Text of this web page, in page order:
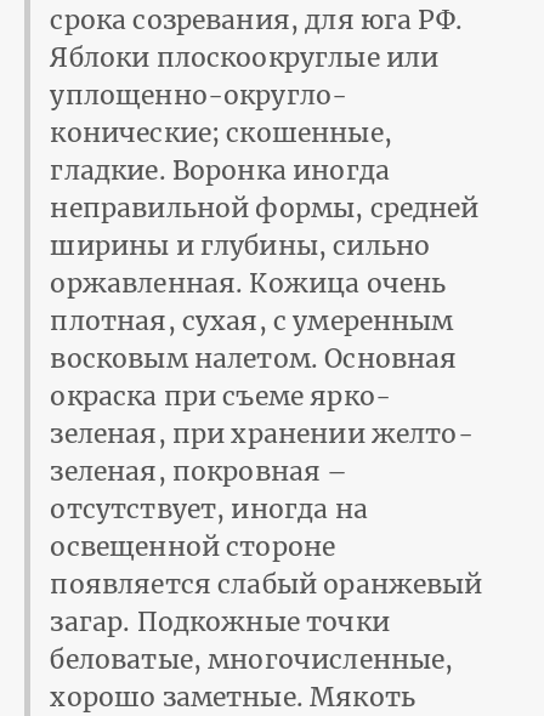
срока созревания, для юга РФ.
Яблоки плоскоокруглые или
уплощенно-округло-
конические; скошенные,
гладкие. Воронка иногда
неправильной формы, средней
ширины и глубины, сильно
оржавленная. Кожица очень
плотная, сухая, с умеренным
восковым налетом. Основная
окраска при съеме ярко-
зеленая, при хранении желто-
зеленая, покровная –
отсутствует, иногда на
освещен­ной стороне
появляется слабый оранжевый
загар. Подкожные точки
беловатые, многочисленные,
хорошо заметные. Мякоть